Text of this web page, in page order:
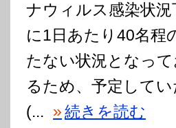
ナウィルス感染状
に1日あたり40名程
たない状況となっ
るため、予定して
(... »続きを読む